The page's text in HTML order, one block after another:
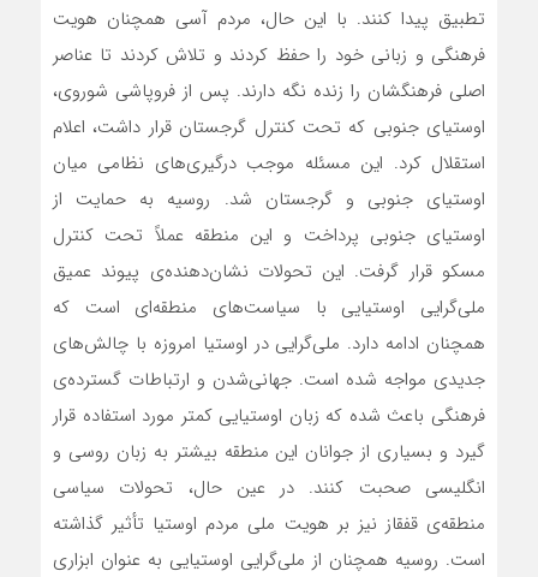
تطبیق پیدا کنند. با این حال، مردم آسی همچنان هویت
فرهنگی و زبانی خود را حفظ کردند و تلاش کردند تا عناصر
اصلی فرهنگشان را زنده نگه دارند. پس از فروپاشی شوروی،
اوستیای جنوبی که تحت کنترل گرجستان قرار داشت، اعلام
استقلال کرد. این مسئله موجب درگیری‌های نظامی میان
اوستیای جنوبی و گرجستان شد. روسیه به حمایت از
اوستیای جنوبی پرداخت و این منطقه عملاً تحت کنترل
مسکو قرار گرفت. این تحولات نشان‌دهنده‌ی پیوند عمیق
ملی‌گرایی اوستیایی با سیاست‌های منطقه‌ای است که
همچنان ادامه دارد. ملی‌گرایی در اوستیا امروزه با چالش‌های
جدیدی مواجه شده است. جهانی‌شدن و ارتباطات گسترده‌ی
فرهنگی باعث شده که زبان اوستیایی کمتر مورد استفاده قرار
گیرد و بسیاری از جوانان این منطقه بیشتر به زبان روسی و
انگلیسی صحبت کنند. در عین حال، تحولات سیاسی
منطقه‌ی قفقاز نیز بر هویت ملی مردم اوستیا تأثیر گذاشته
است. روسیه همچنان از ملی‌گرایی اوستیایی به عنوان ابزاری